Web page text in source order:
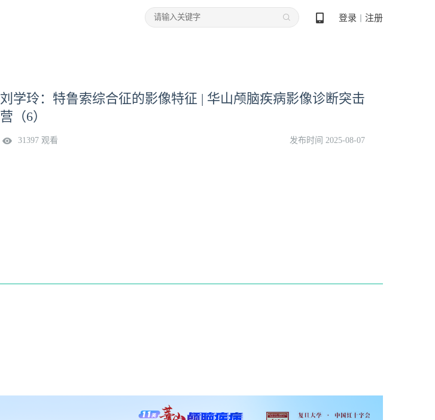
登录 注册
刘学玲：特鲁索综合征的影像特征 | 华山颅脑疾病影像诊断突击
营（6）
31397 观看 发布时间 2025-08-07